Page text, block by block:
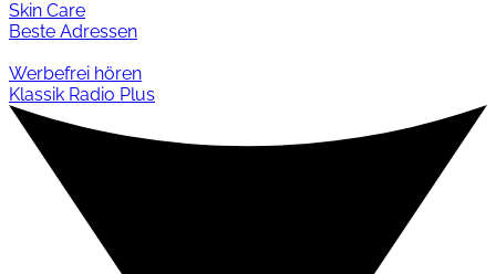
Skin Care
Beste Adressen
Werbefrei hören
Klassik Radio Plus